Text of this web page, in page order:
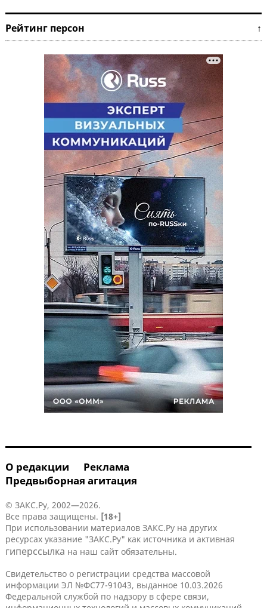
Рейтинг персон ↑
О редакции
Реклама
Предвыборная агитация
© ЗАКС.Ру, 2002—2026.
Все права защищены. [18+]
При использовании материалов ЗАКС.Ру на других
ресурсах указание "ЗАКС.Ру" как источника и активная
гиперссылка на наш сайт обязательны.
Свидетельство о регистрации средства массовой
информации ЭЛ №ФС77-91043, выданное 10.03.2026
Федеральной службой по надзору в сфере связи,